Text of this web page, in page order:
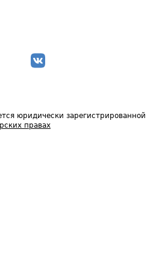
юридически зарегистрированной
правах